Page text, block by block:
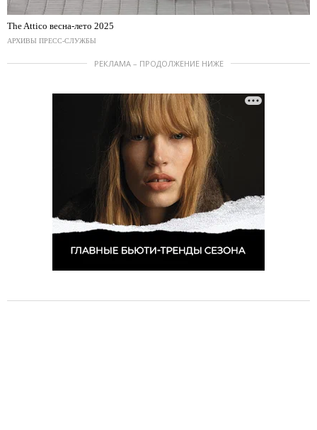
The Attico весна-лето 2025
АРХИВЫ ПРЕСС-СЛУЖБЫ
РЕКЛАМА – ПРОДОЛЖЕНИЕ НИЖЕ